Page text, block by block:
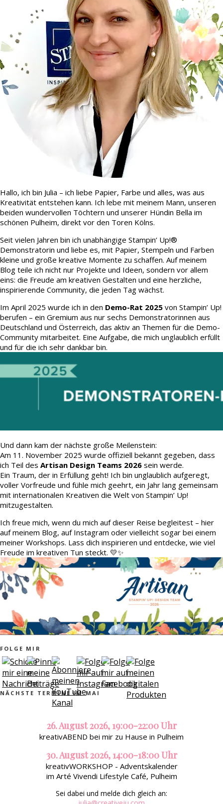
Hallo, ich bin Julia – ich liebe Papier, Farbe und alles, was aus
Kreativität entstehen kann. Ich lebe mit meinem Mann, unseren
beiden wundervollen Töchtern und unserer Hündin Bella im
schönen Pulheim, direkt vor den Toren Kölns.
Seit vielen Jahren bin ich unabhängige Stampin’ Up!®
Demonstratorin und liebe es, mit Papier, Stempeln und Farben
kleine und große kreative Momente zu schaffen. Auf meinem
Blog teile ich nicht nur Projekte und Ideen, sondern vor allem
eins: die Freude am kreativen Gestalten und eine herzliche,
inspirierende Community, die jeden Tag wächst.
Im April 2025 wurde ich in den Demo-Rat 2025 von Stampin’ Up!
berufen – ein Gremium aus nur sechs Demonstratorinnen aus
Deutschland und Österreich, das aktiv an Themen für die Demo-
Community mitarbeitet. Eine Aufgabe, die mich unglaublich erfüllt
und für die ich sehr dankbar bin.
Und dann kam der nächste große Meilenstein:
Am 11. November 2025 wurde offiziell bekannt gegeben, dass
ich Teil des Artisan Design Teams 2026 sein werde.
Ein Traum, der in Erfüllung geht! Ich bin unglaublich aufgeregt,
voller Vorfreude und fühle mich geehrt, ein Jahr lang gemeinsam
mit internationalen Kreativen die Welt von Stampin’ Up!
mitzugestalten.
Ich freue mich, wenn du mich auf dieser Reise begleitest – hier
auf meinem Blog, auf Instagram oder vielleicht sogar bei einem
meiner Workshops. Lass dich inspirieren und entdecke, wie viel
Freude im kreativen Tun steckt. 💛✨
FOLGE MIR
NÄCHSTE TERMINE IM MAI
26. August 2026, 19:00-22:00 Uhr
kreativABEND bei mir zu Hause in Pulheim
30. August 2026, 14:00-18:00 Uhr
kreativWORKSHOP - Adventskalender
im Arté Vivendi Lifestyle Café, Pulheim
Sei dabei und melde dich gleich an: